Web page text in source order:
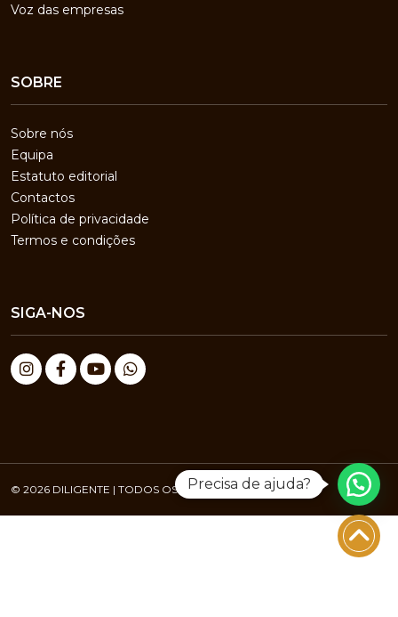
Voz das empresas
SOBRE
Sobre nós
Equipa
Estatuto editorial
Contactos
Política de privacidade
Termos e condições
SIGA-NOS
© 2026 DILIGENTE | TODOS OS DIREITOS RESERVADOS
Precisa de ajuda?